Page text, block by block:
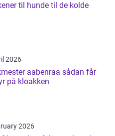
til hunde til de kolde
2026
aabenraa sådan får
på kloakken
2026